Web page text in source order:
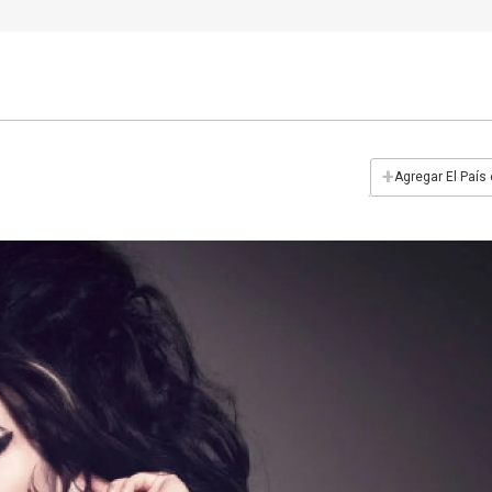
+Agregar El País